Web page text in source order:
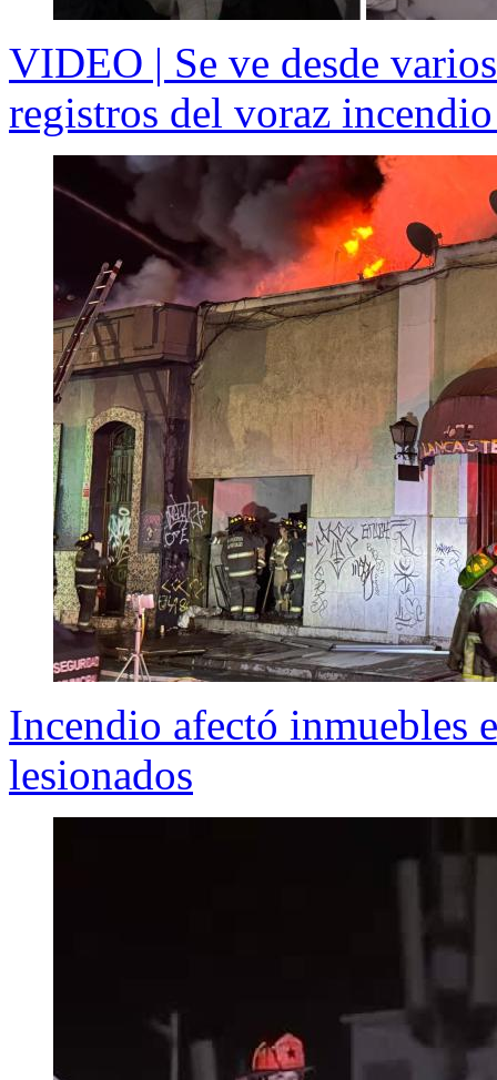
VIDEO | Se ve desde
registros del voraz
Incendio afectó inmuebles
lesionados